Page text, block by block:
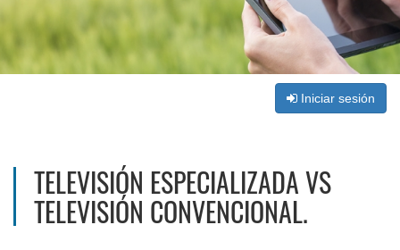
Iniciar sesión
TELEVISIÓN ESPECIALIZADA VS
TELEVISIÓN CONVENCIONAL.